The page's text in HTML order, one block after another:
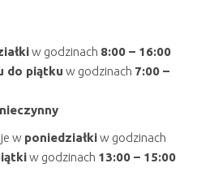
w godzinach 8:00 – 16:00
do piątku w godzinach 7:00 –
w poniedziałkiw godzinach
w godzinach 13:00 – 15:00